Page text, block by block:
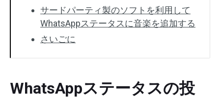
サードパーティ製のソフトを利用して
WhatsAppステータスに音楽を追加する
さいごに
WhatsAppステータスの投